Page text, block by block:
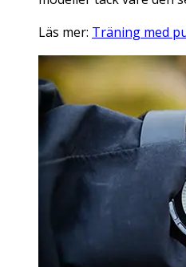
Läs mer: Träning med